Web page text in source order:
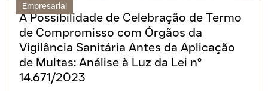
Empresarial
A Possibilidade de Celebração de Termo
de Compromisso com Órgãos da
Vigilância Sanitária Antes da Aplicação
de Multas: Análise à Luz da Lei nº
14.671/2023